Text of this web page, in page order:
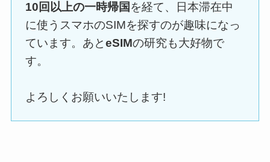
10回以上の一時帰国 を経て、日本滞在中
に使うスマホのSIMを探すのが趣味になっ
ています。あとeSIMの研究も大好物で
す。
よろしくお願いいたします!